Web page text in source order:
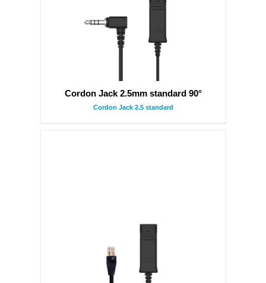
Cordon Jack 2.5mm standard 90°
Cordon Jack 2.5 standard